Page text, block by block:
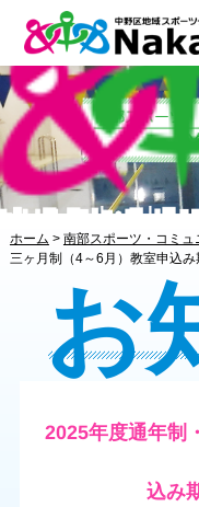
ホーム > 南部スポーツ・コミュ
三ヶ月制（4～6月）教室申込
お
2025年度通年制
込み